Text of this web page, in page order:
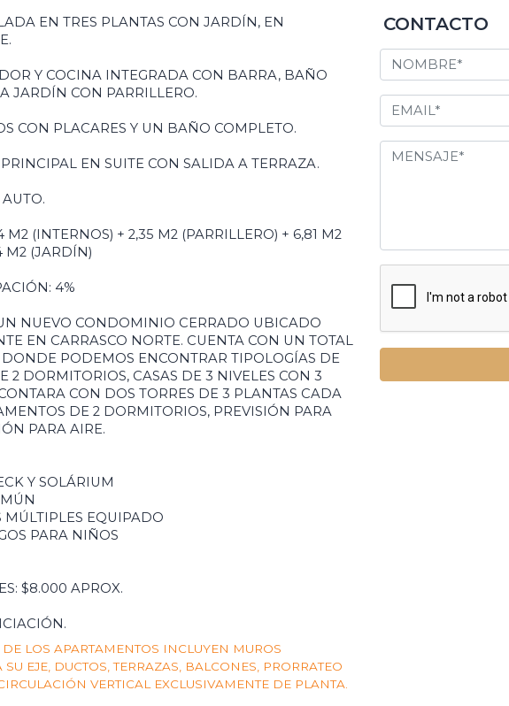
EN TRES PLANTAS CON JARDÍN, EN
Y COCINA INTEGRADA CON BARRA, BAÑO
JARDÍN CON PARRILLERO.
CON PLACARES Y UN BAÑO COMPLETO.
EN SUITE CON SALIDA A TERRAZA.
M2 (INTERNOS) + 2,35 M2 (PARRILLERO) + 6,81 M2
M2 (JARDÍN)
4%
NUEVO CONDOMINIO CERRADO UBICADO
EN CARRASCO NORTE. CUENTA CON UN TOTAL
PODEMOS ENCONTRAR TIPOLOGÍAS DE
2 DORMITORIOS, CASAS DE 3 NIVELES CON 3
CON DOS TORRES DE 3 PLANTAS CADA
DE 2 DORMITORIOS, PREVISIÓN PARA
PARA AIRE.
Y SOLÁRIUM
MÚLTIPLES EQUIPADO
PARA NIÑOS
$8.000 APROX.
DE LOS APARTAMENTOS INCLUYEN MUROS
EJE, DUCTOS, TERRAZAS, BALCONES, PRORRATEO
VERTICAL EXCLUSIVAMENTE DE PLANTA.
CONTACTO